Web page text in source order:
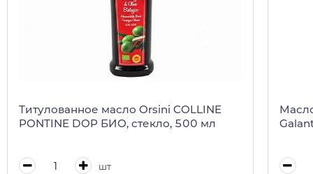
Титулованное масло Orsini COLLINE
PONTINE DOP БИО, стекло, 500 мл
шт